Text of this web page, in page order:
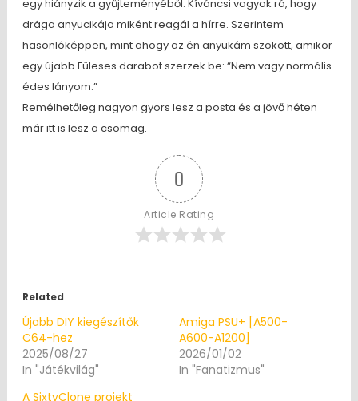
egy hiányzik a gyűjteményéből. Kíváncsi vagyok rá, hogy
drága anyucikája miként reagál a hírre. Szerintem
hasonlóképpen, mint ahogy az én anyukám szokott, amikor
egy újabb Füleses darabot szerzek be: “Nem vagy normális
édes lányom.”
Remélhetőleg nagyon gyors lesz a posta és a jövő héten
már itt is lesz a csomag.
0
Article Rating
Related
Újabb DIY kiegészítők
C64-hez
2025/08/27
In "Játékvilág"
Amiga PSU+ [A500-
A600-A1200]
2026/01/02
In "Fanatizmus"
A SixtyClone projekt